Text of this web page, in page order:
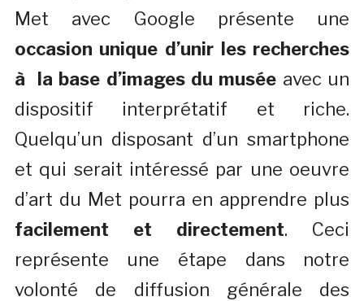
Met avec Google présente une
occasion unique d’unir les recherches
à la base d’images du musée avec un
dispositif interprétatif et riche.
Quelqu’un disposant d’un smartphone
et qui serait intéressé par une oeuvre
d’art du Met pourra en apprendre plus
facilement et directement. Ceci
représente une étape dans notre
volonté de diffusion générale des